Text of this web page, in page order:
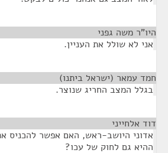
היו"ר משה גפני
אני לא שולל את העניין.
חמד עמאר (ישראל ביתנו)
בגלל המצב החריג שנוצר.
דוד אלחייני
אדוני היושב-ראש, האם אפשר להכניס
ההיא גם לחוק של עכו?